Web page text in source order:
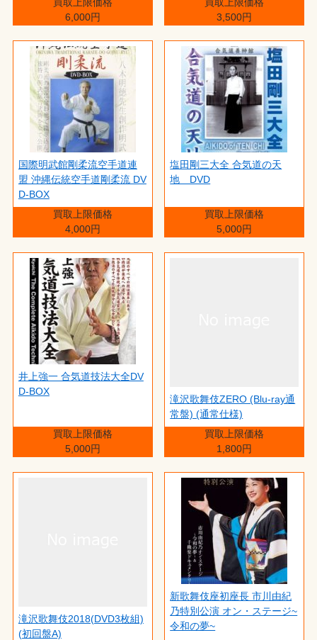
6,000円
3,500円
国際明武館剛柔流空手道連
盟 沖縄伝統空手道剛柔流 DV
D-BOX
買取上限価格
4,000円
塩田剛三大全 合気道の天
地 DVD
買取上限価格
5,000円
井上強一 合気道技法大全DV
D-BOX
買取上限価格
5,000円
滝沢歌舞伎ZERO (Blu-ray通
常盤) (通常仕様)
買取上限価格
1,800円
滝沢歌舞伎2018(DVD3枚組)
(初回盤A)
新歌舞伎座初座長 市川由紀
乃特別公演 オン・ステージ~
令和の夢~